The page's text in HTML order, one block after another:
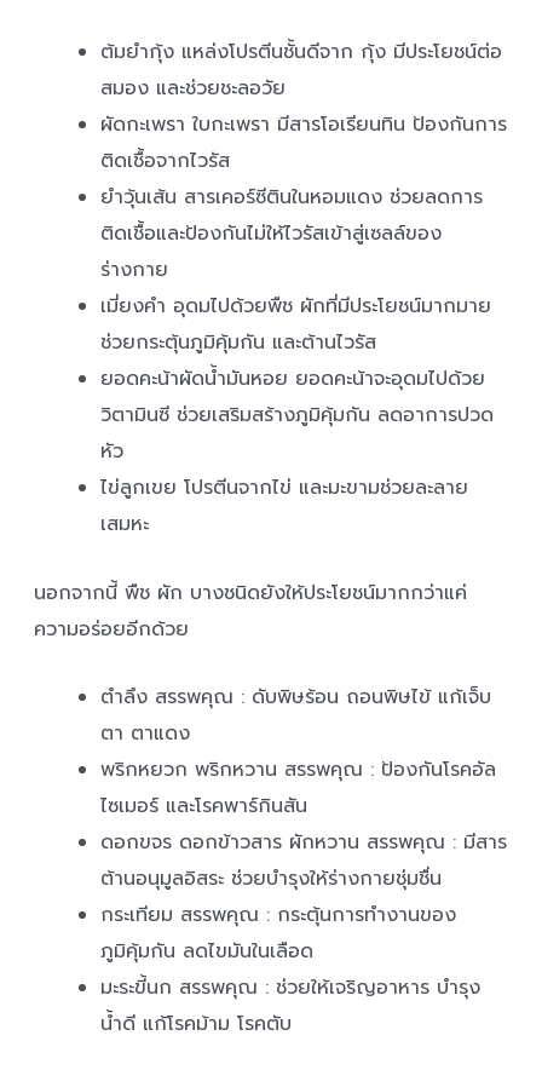
ต้มยำกุ้ง แหล่งโปรตีนชั้นดีจาก กุ้ง มีประโยชน์ต่อ
สมอง และช่วยชะลอวัย
ผัดกะเพรา ใบกะเพรา มีสารโอเรียนทิน ป้องกันการ
ติดเชื้อจากไวรัส
ยำวุ้นเส้น สารเคอร์ซีตินในหอมแดง ช่วยลดการ
ติดเชื้อและป้องกันไม่ให้ไวรัสเข้าสู่เซลล์ของ
ร่างกาย
เมี่ยงคำ อุดมไปด้วยพืช ผักที่มีประโยชน์มากมาย
ช่วยกระตุ้นภูมิคุ้มกัน และต้านไวรัส
ยอดคะน้าผัดน้ำมันหอย ยอดคะน้าจะอุดมไปด้วย
วิตามินซี ช่วยเสริมสร้างภูมิคุ้มกัน ลดอาการปวด
หัว
ไข่ลูกเขย โปรตีนจากไข่ และมะขามช่วยละลาย
เสมหะ
นอกจากนี้ พืช ผัก บางชนิดยังให้ประโยชน์มากกว่าแค่
ความอร่อยอีกด้วย
ตำลึง สรรพคุณ : ดับพิษร้อน ถอนพิษไข้ แก้เจ็บ
ตา ตาแดง
พริกหยวก พริกหวาน สรรพคุณ : ป้องกันโรคอัล
ไซเมอร์ และโรคพาร์กินสัน
ดอกขจร ดอกข้าวสาร ผักหวาน สรรพคุณ : มีสาร
ต้านอนุมูลอิสระ ช่วยบำรุงให้ร่างกายชุ่มชื่น
กระเทียม สรรพคุณ : กระตุ้นการทำงานของ
ภูมิคุ้มกัน ลดไขมันในเลือด
มะระขี้นก สรรพคุณ : ช่วยให้เจริญอาหาร บำรุง
น้ำดี แก้โรคม้าม โรคตับ